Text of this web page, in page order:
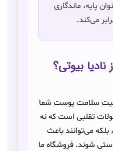
پایه، ماندگاری
می‌کند.
سلامت پوست شما
تقلبی است که نه
بلکه می‌توانند باعث
شوند. فروشگاه ما